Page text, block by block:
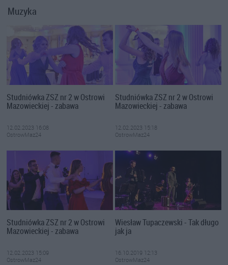
Muzyka
Studniówka ZSZ nr 2 w Ostrowi
Mazowieckiej - zabawa
12.02.2023 16:08
OstrowMaz24
Studniówka ZSZ nr 2 w Ostrowi
Mazowieckiej - zabawa
12.02.2023 15:18
OstrowMaz24
Studniówka ZSZ nr 2 w Ostrowi
Mazowieckiej - zabawa
12.02.2023 15:09
OstrowMaz24
Wiesław Tupaczewski - Tak długo
jak ja
16.10.2019 12:13
OstrowMaz24